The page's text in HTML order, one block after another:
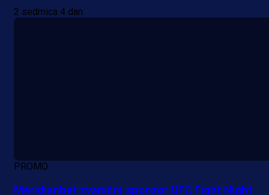
2 sedmica 4 dan
PROMO
Meridianbet zvanični sponzor UFC Fight Night